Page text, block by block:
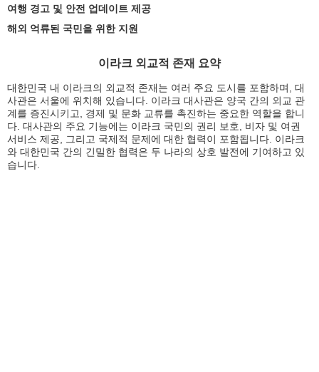
여행 경고 및 안전 업데이트 제공
해외 억류된 국민을 위한 지원
이라크 외교적 존재 요약
대한민국 내 이라크의 외교적 존재는 여러 주요 도시를 포함하며, 대
사관은 서울에 위치해 있습니다. 이라크 대사관은 양국 간의 외교 관
계를 증진시키고, 경제 및 문화 교류를 촉진하는 중요한 역할을 합니
다. 대사관의 주요 기능에는 이라크 국민의 권리 보호, 비자 및 여권
서비스 제공, 그리고 국제적 문제에 대한 협력이 포함됩니다. 이라크
와 대한민국 간의 긴밀한 협력은 두 나라의 상호 발전에 기여하고 있
습니다.